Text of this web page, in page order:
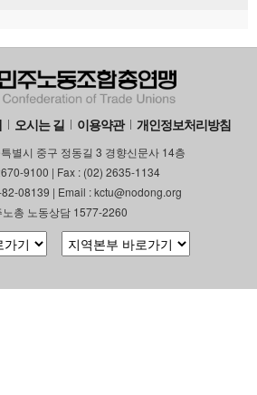
오시는 길 이용약관 개인정보처리방침
별시 중구 정동길 3 경향신문사 14층
9100 | Fax : (02) 2635-1134
08139 | Email : kctu@nodong.org
노총 노동상담 1577-2260